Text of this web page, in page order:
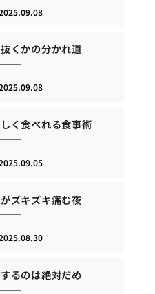
くかの分かれ道
く食べれる食事術
ズキズキ痛む夜
るのは絶対だめ